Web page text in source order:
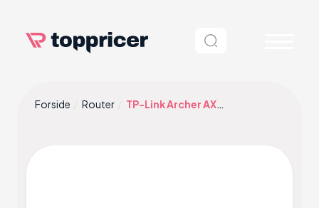
Forside Router TP-Link Archer AX20